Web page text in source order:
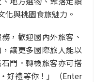
化與桃園食旅魅力。
，歡迎國內外旅客、
讓更多國際旅人能以
門。轉機旅客亦可搭
好禮等你！」（Enter